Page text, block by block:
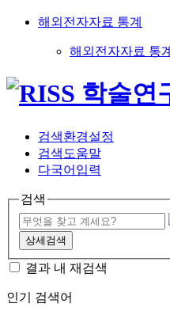
해외전자자료 통계
해외전자자료 통계
검색환경설정
검색도움말
다국어입력
검색
상세검색
결과 내 재검색
인기 검색어